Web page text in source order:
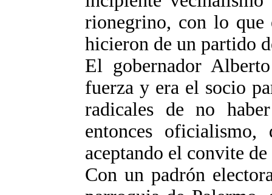
rionegrino, con lo que
hicieron de un partido
El gobernador
fuerza y era el socio
radicales de no
entonces
aceptando el convite
Con un padrón